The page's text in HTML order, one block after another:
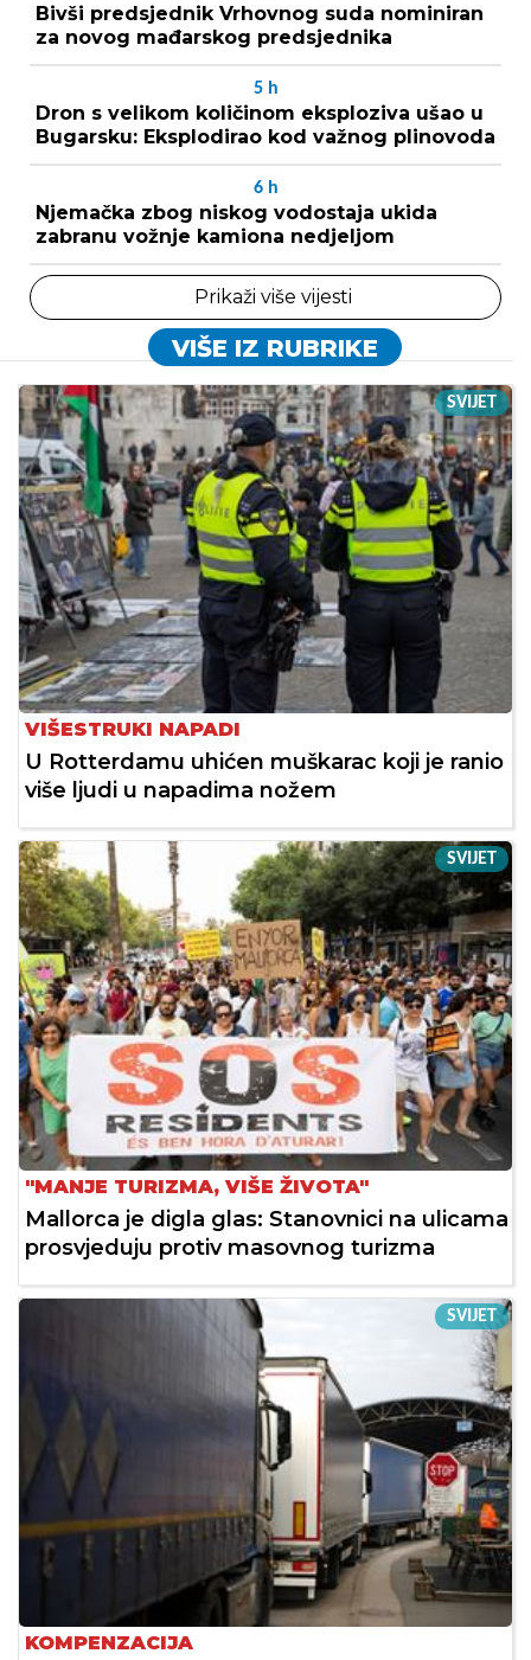
Bivši predsjednik Vrhovnog suda nominiran
za novog mađarskog predsjednika
5 h
Dron s velikom količinom eksploziva ušao u
Bugarsku: Eksplodirao kod važnog plinovoda
6 h
Njemačka zbog niskog vodostaja ukida
zabranu vožnje kamiona nedjeljom
Prikaži više vijesti
VIŠE IZ RUBRIKE
SVIJET
VIŠESTRUKI NAPADI
U Rotterdamu uhićen muškarac koji je ranio
više ljudi u napadima nožem
SVIJET
"MANJE TURIZMA, VIŠE ŽIVOTA"
Mallorca je digla glas: Stanovnici na ulicama
prosvjeduju protiv masovnog turizma
SVIJET
KOMPENZACIJA